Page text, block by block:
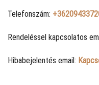
Telefonszám:
Rendeléssel kapcsolatos
Hibabejelentés email: